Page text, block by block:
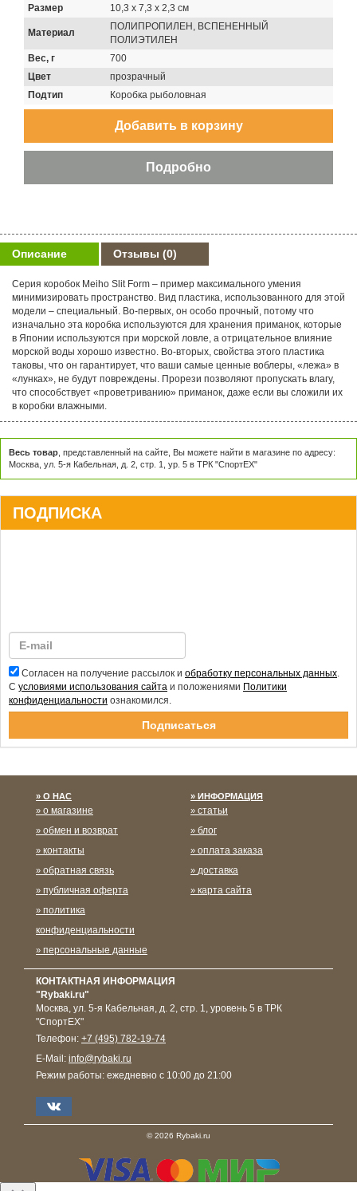
Размер
10,3 х 7,3 х 2,3 см
Материал
ПОЛИПРОПИЛЕН, ВСПЕНЕННЫЙ
ПОЛИЭТИЛЕН
Вес, г
700
Цвет
прозрачный
Подтип
Коробка рыболовная
Описание Отзывы (0)
Серия коробок Meiho Slit Form – пример максимального умения
минимизировать пространство. Вид пластика, использованного для этой
модели – специальный. Во-первых, он особо прочный, потому что
изначально эта коробка используются для хранения приманок, которые
в Японии используются при морской ловле, а отрицательное влияние
морской воды хорошо известно. Во-вторых, свойства этого пластика
таковы, что он гарантирует, что ваши самые ценные воблеры, «лежа» в
«лунках», не будут повреждены. Прорези позволяют пропускать влагу,
что способствует «проветриванию» приманок, даже если вы сложили их
в коробки влажными.
Весь товар , представленный на сайте, Вы можете найти в магазине по адресу:
Москва, ул. 5-я Кабельная, д. 2, стр. 1, ур. 5 в ТРК "СпортЕХ"
ПОДПИСКА
Согласен на получение рассылок и обработку персональных данных
С условиями использования сайта и положениями Политики
конфиденциальности ознакомился.
О НАС
о магазине
обмен и возврат
контакты
обратная связь
публичная оферта
политика
конфиденциальности
персональные данные
ИНФОРМАЦИЯ
статьи
блог
оплата заказа
доставка
карта сайта
КОНТАКТНАЯ ИНФОРМАЦИЯ
"Rybaki.ru"
Москва, ул. 5-я Кабельная, д. 2, стр. 1, уровень 5 в ТРК
"СпортЕХ"
Телефон: +7 (495) 782-19-74
E-Mail: info@rybaki.ru
Режим работы: ежедневно с 10:00 до 21:00
© 2026 Rybaki.ru